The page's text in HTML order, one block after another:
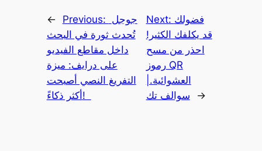
← Previous:
تُحدث ثورة في البحث
داخل مقاطع الفيديو
على درايف: ميزة
التفريغ النصي أصبحت
أكثر ذكاءً!
Next: فضولك
قد يكلفك الكثير!
احذر من مسح
رموز QR
العشوائية.|
سوالف تك
→